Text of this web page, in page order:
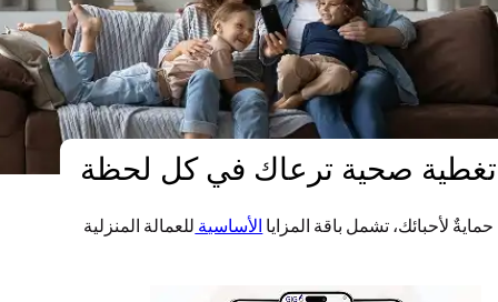
تغطية صحية ترعاك في كل لحظة
حمايةٌ لأحبائك، تشمل باقة المزايا الأساسية للعمالة المنزلية